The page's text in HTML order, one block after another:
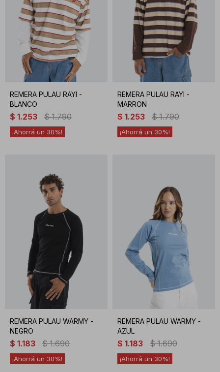
REMERA PULAU RAYI -
BLANCO
$ 1.253 $ 1.790
30
REMERA PULAU RAYI -
MARRON
$ 1.253 $ 1.790
30
REMERA PULAU WARMY -
NEGRO
$ 1.183 $ 1.690
30
REMERA PULAU WARMY -
AZUL
$ 1.183 $ 1.690
30